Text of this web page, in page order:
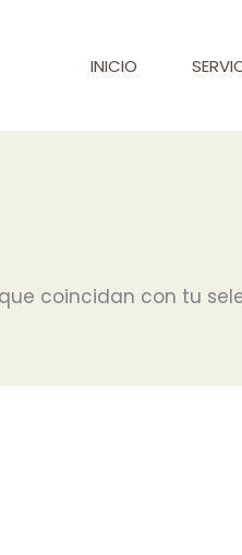
INICIO
coincidan con tu